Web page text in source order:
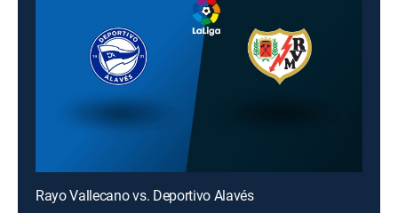
Rayo Vallecano vs. Deportivo Alavés